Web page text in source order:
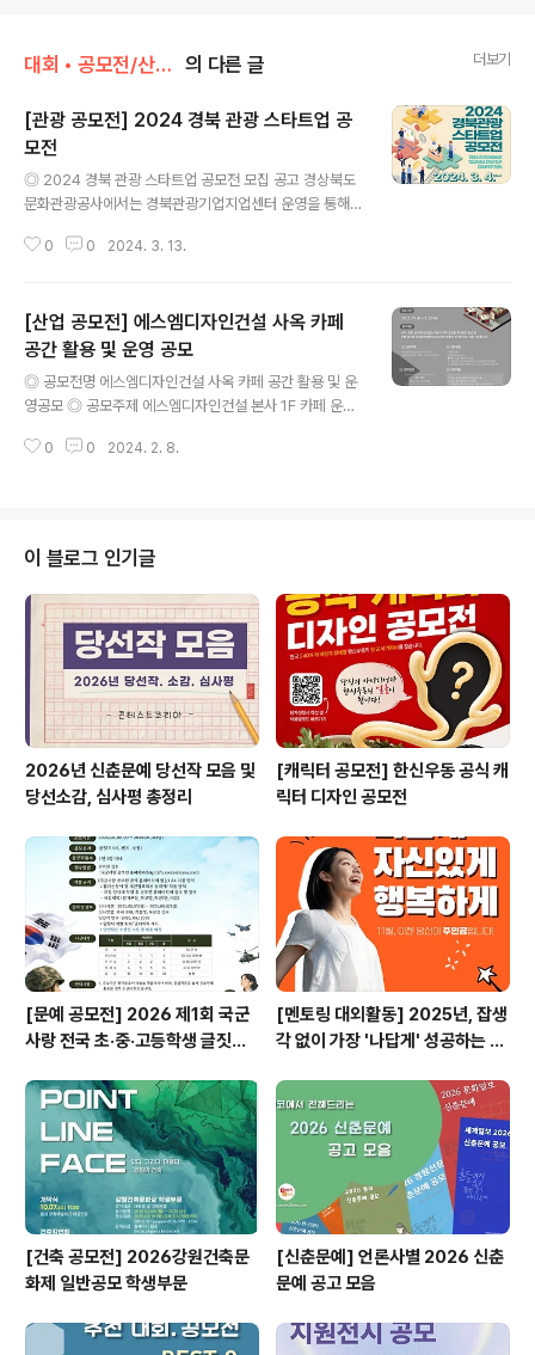
대회 • 공모전/산업 • 사회 • 건축 • 창업 의 다른 글 더보기
[관광 공모전] 2024 경북 관광 스타트업 공
모전
◎ 2024 경북 관광 스타트업 공모전 모집 공고 경상북도
문화관광공사에서는 경북관광기업지업센터 운영을 통해
원을 하고자 합니다. 경상북도 관광 브랜드 가치를 함께 실
며, 입주공간의 적극 활용 및 프로그램 과정에 참가할 수 있
는 자 또는 기업 ① 예비 관광 스타트업: 관광 분야 신규 사
업을 계획하고 있는 경북예비창업자 ② 초기 관광 스타트
업 : 3년 미만의 초기창업 관광과 관련한 사업, 비즈니스를
021.03.04.~2024.03.03. 이내) ◎ 접수 기간 2024-
0 0 2024. 3. 13.
[산업 공모전] 에스엠디자인건설 사옥 카페
공간 활용 및 운영 공모
◎ 공모전명 에스엠디자인건설 사옥 카페 공간 활용 및 운
영공모 ◎ 공모주제 에스엠디자인건설 본사 1F 카페 운영
장르에 상관없는 예술가 혹은 창업을 준비중인 청년 등 카
kr ◎ 발표 예정일자 2024년 3월 첫째주 개별연락 * 내
부 일정에 따라 기간이 변동될 수 있습니다. ◎ 문의처 yd
y@smdg.co.kr 031-860-6538 ※ 내용이 더 궁금하
시다면, 에서 확인하실 수 있습니다. ※ 주최사의 기획에 의
해 변경이 될 수 있으니, 반드시 주최사의 공고를 확인해 ..
0 0 2024. 2. 8.
이 블로그 인기글
2026년 신춘문예 당선작 모음 및
당선소감, 심사평 총정리
[캐릭터 공모전] 한신우동 공식 캐
릭터 디자인 공모전
[문예 공모전] 2026 제1회 국군
사랑 전국 초·중·고등학생 글짓기
[멘토링 대외활동] 2025년, 잡생
각 없이 가장 '나답게' 성공하는 법
[건축 공모전] 2026강원건축문
화제 일반공모 학생부문
[신춘문예] 언론사별 2026 신춘
문예 공고 모음